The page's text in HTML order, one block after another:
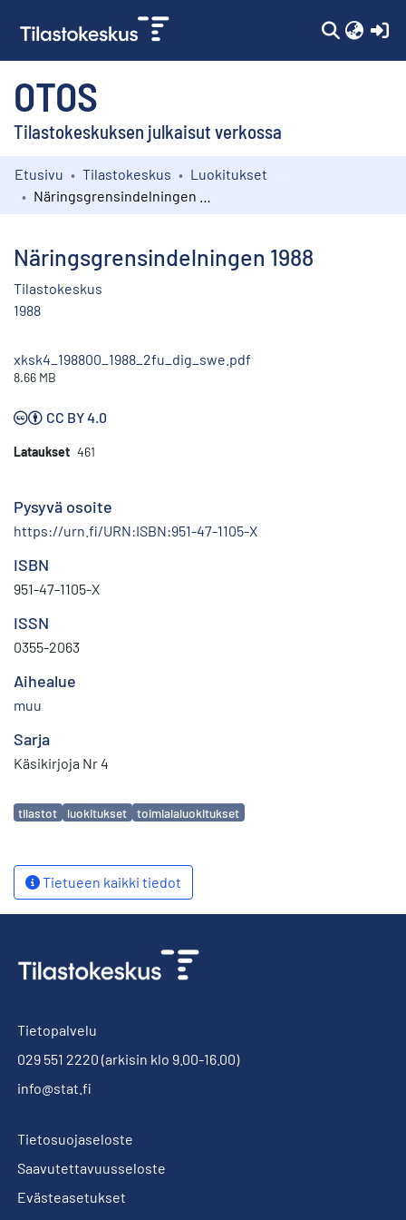
OTOS
Tilastokeskuksen julkaisut verkossa
Kokoelmat
Etusivu Tilastokeskus
Luokitukset
Näringsgrensindelningen 1988
Tilastokeskus
1988
xksk4_198800_1988_2fu_dig_swe.pdf
8.66 MB
CC BY 4.0
Lataukset 461
Pysyvä osoite
https://urn.fi/URN:ISBN:951-47-1105-X
ISBN
951-47-1105-X
ISSN
0355-2063
Aihealue
muu
Sarja
Käsikirjoja Nr 4
Avainsanat
tilastot luokitukset toimialaluokitukset
Tietueen kaikki tiedot
Tietopalvelu
029 551 2220 (arkisin klo 9.00-16.00)
info@stat.fi
Tietosuojaseloste
Saavutettavuusseloste
Evästeasetukset